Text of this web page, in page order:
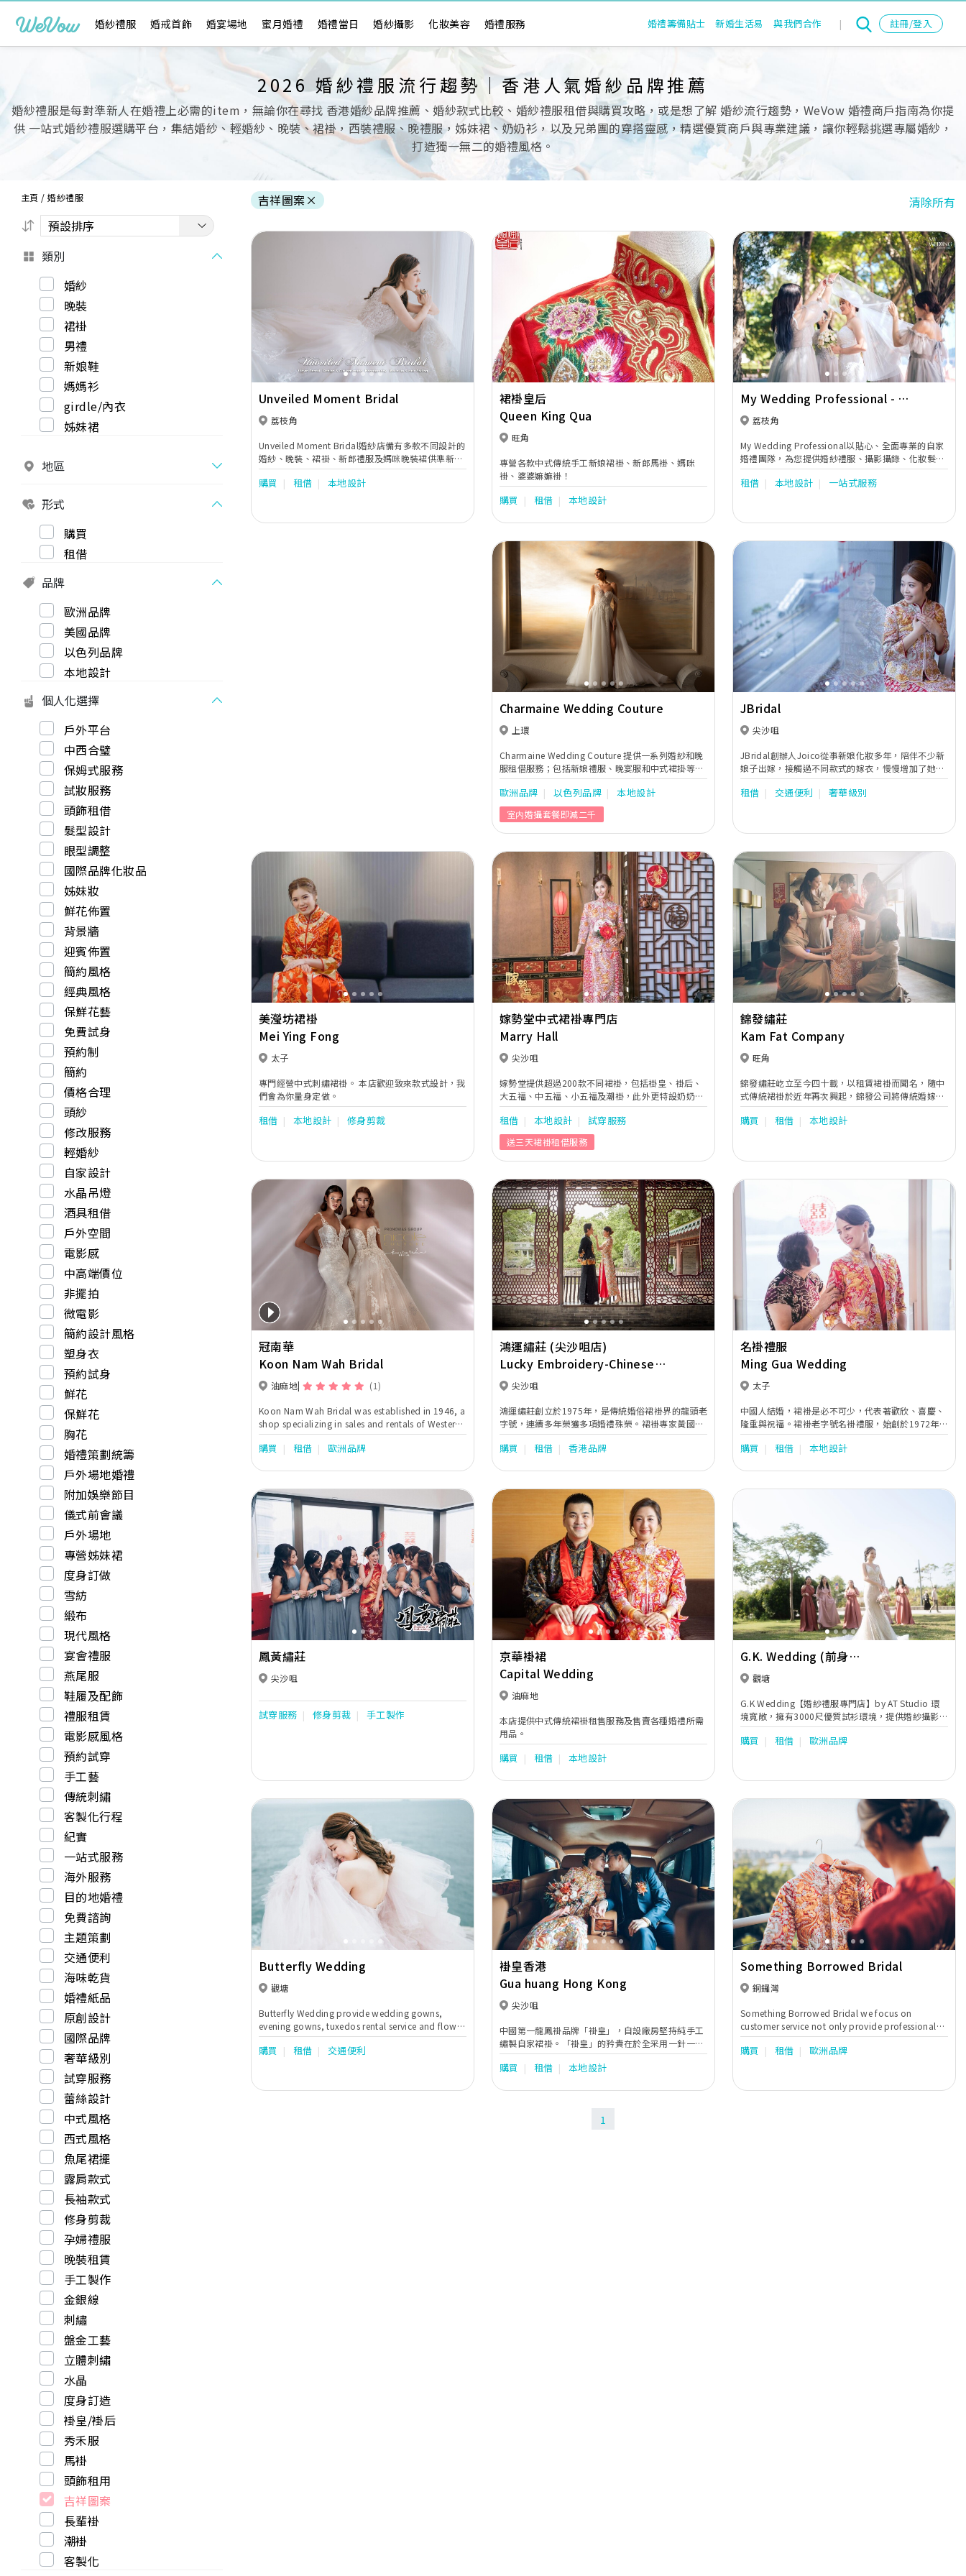
婚紗禮服 婚戒首飾 婚宴場地 蜜月婚禮 婚禮當日 婚紗攝影 化妝美容 婚禮服務 婚禮籌備貼士 新婚生活易 與我們合作 | 註冊/登入
2026 婚紗禮服流行趨勢｜香港人氣婚紗品牌推薦
婚紗禮服是每對準新人在婚禮上必需的item，無論你在尋找 香港婚紗品牌推薦、婚紗款式比較、婚紗禮服租借與購買攻略，或是想了解 婚紗流行趨勢，WeVow 婚禮商戶指南為你提
供 一站式婚紗禮服選購平台，集結婚紗、輕婚紗、晚裝、裙褂，西裝禮服、晚禮服，姊妹裙、奶奶衫，以及兄弟團的穿搭靈感，精選優質商戶與專業建議，讓你輕鬆挑選專屬婚紗，
打造獨一無二的婚禮風格。
主頁 /婚紗禮服
類別
婚紗
晚裝
裙褂
男禮
新娘鞋
媽媽衫
girdle/內衣
姊妹裙
地區
形式
購買
租借
品牌
歐洲品牌
美國品牌
以色列品牌
本地設計
個人化選擇
戶外平台
中西合璧
保姆式服務
試妝服務
頭飾租借
髮型設計
眼型調整
國際品牌化妝品
姊妹妝
鮮花佈置
背景牆
迎賓佈置
簡約風格
經典風格
保鮮花藝
免費試身
預約制
簡約
價格合理
頭紗
修改服務
輕婚紗
自家設計
水晶吊燈
酒具租借
戶外空間
電影感
中高端價位
非擺拍
微電影
簡約設計風格
塑身衣
預約試身
鮮花
保鮮花
胸花
婚禮策劃統籌
戶外場地婚禮
附加娛樂節目
儀式前會議
戶外場地
專營姊妹裙
度身訂做
雪紡
緞布
現代風格
宴會禮服
燕尾服
鞋履及配飾
禮服租賃
電影感風格
預約試穿
手工藝
傳統刺繡
客製化行程
紀實
一站式服務
海外服務
目的地婚禮
免費諮詢
主題策劃
交通便利
海味乾貨
婚禮紙品
原創設計
國際品牌
奢華級別
試穿服務
蕾絲設計
中式風格
西式風格
魚尾裙擺
露肩款式
長袖款式
修身剪裁
孕婦禮服
晚裝租賃
手工製作
金銀線
刺繡
盤金工藝
立體刺繡
水晶
度身訂造
褂皇/褂后
秀禾服
馬褂
頭飾租用
吉祥圖案
長輩褂
潮褂
客製化
吉祥圖案× 清除所有
Previous Next
Unveiled Moment Bridal
荔枝角
Unveiled Moment Bridal婚紗店備有多款不同設計的
婚紗、晚裝、裙褂、新郎禮服及媽咪晚裝裙供準新人
Pre-Wedding或Big Day租借。專業設計師可更為新
娘度身訂造獨一無二的婚紗及晚裝。
購買 租借 本地設計
Previous Next
裙褂皇后
Queen King Qua
旺角
專營各款中式傳統手工新娘裙褂、新郎馬褂、媽咪
褂、婆婆嫲嫲褂！
購買 租借 本地設計
Previous Next
My Wedding Professional - My
Seasons 四季薈
荔枝角
My Wedding Professional以貼心、全面專業的自家
婚禮團隊，為您提供婚紗禮服、攝影攝錄、化妝髮
型、婚禮流程指導等服務，讓您以最完美姿態享受甜
蜜難忘的婚禮。
租借 本地設計 一站式服務
Previous
Charmaine Wedding Couture
上環
Charmaine Wedding Couture 提供一系列婚紗和晚
服租借服務；包括新娘禮服、晚宴服和中式裙掛等，
旨在為每對尊貴的新人找到他們夢寐以求的婚紗和禮
服。我們的婚紗來自全球多款國際追捧的11個婚紗品
牌包括，例如Aire Barcelona、Anna Sposa、Tanya
Grig及Nicole Spose等和自家品牌“Charmaine
Brand”。除了租衫服務外、我們還提供新娘化妝和
龍服務。
歐洲品牌 以色列品牌 本地設計
室内婚攝套餐即減二千
Previous Next
JBridal
尖沙咀
JBridal創辦人Joico從事新娘化妝多年，陪伴不少新
娘子出嫁，接觸過不同款式的嫁衣，慢慢增加了她對
婚紗晚裝的認識和興趣。為了提供更優質完整的造型
服務，於本年開設了JBridal，提供婚紗晚裝租借服
租借 交通便利 奢華級別
Previous Next
美瀅坊裙褂
Mei Ying Fong
太子
專門經營中式刺繡裙褂。 本店歡迎致來款式設計，我
們會為你量身定做。
租借 本地設計 修身剪裁
Previous Next
嫁勢堂中式裙褂專門店
Marry Hall
尖沙咀
嫁勢堂提供超過200款不同裙褂，包括褂皇、褂后、
大五福、中五福、小五福及潮褂，此外更特設奶奶
掛，新朗用馬褂，部份款式更設多個尺碼，以適合不
同體型的要求。
租借 本地設計 試穿服務
送三天裙褂租借服務
Previous Next
錦發繡莊
Kam Fat Company
旺角
錦發繡莊屹立至今四十載，以租賃裙褂而聞名，隨中
式傳統裙褂於近年再次興起，錦發公司將傳統婚嫁服
務推至更完善，增加過大禮，男女方上頭套裝，傳統
刺繡，以至新人新居所用的床上用。
購買 租借 本地設計
Previous Next
冠南華
Koon Nam Wah Bridal
油麻地 (1)
Koon Nam Wah Bridal was established in 1946, a
shop specializing in sales and rentals of Western-
style wedding dresses and attires. as well as
Chinese traditional wedding gowns ( Qun Kuas &
Jordan. The main store occupies more than 5000
sq ft with 2 storeys. Western attires sector covers
over 3800 sq ft and specializes in oversea
wedding, evening, ballroom dresses, qi bao &
mother dresses . We are authorized retailers of
the following Bridal Brands: SAPIN: Aire
Barcelona, Luna Novias, St.Patrick, Nicole
Couture, Nicole Milano, Niocle Colet, Nicole
Jolies, Nicole Aurora. USA: Enzoani, Blue by
Enzoani, Pen-Liv, Chic Nostalgia, Kitty Chen,
Kitty Chen Couture, Ivoire by Kitty Chen, Martin
Thornburg AUSTRALIA: Sophia Tolli ITALY:
Olympia, Michela Ferriero, Dalin, /TURKEY:
Madam Burcu UKRAINE: Oksana Mukha, Ria
Tener, Dominiss, Katy Corso, Vladiyan MEN SUIT:
Ediz, Nicole Moments, Marfil Barcelona, Jovani,
Colette Dresses for mother: Ivonne D, Montage,
Cameron Blake, La Valetta, Tarik Ediz, Couture
are imported from France and satin from Japan.
Hand embroidered with auspicious patterns of
dragons & phoenixes, decorated with bats,
mandarin ducks, goldfish & flowers such as
pomegranates or peonies. All of these signifies
good fortune ,wealth, prosperity, love & fertility.
We are known for our exquisite workmanship.
Our manufacturers produce to the best of
industry standards covering sizes from super
small to super large. Our tailor team with years of
experience dedicated to creating the most ideal
fits for all of our customers. We are trusted by our
customers and many celebrities, especially in
Hong Kong & southern China. Koon Nam Wah is
wedding for each couple. Our services range
Bridal Makeup and Hairstyling Services, Photo
Shooting to Wedding Management, Betrothal
goods & gifts & Wedding Chaperone (Tai Come)
Service., Master of Ceremonies & An Oath
購買 租借 歐洲品牌
Previous Next
鴻運繡莊 (尖沙咀店)
Lucky Embroidery-Chinese
wedding dress
尖沙咀
鴻運繡莊創立於1975年，是傳統婚俗裙褂界的龍頭老
字號，連續多年榮獲多項婚禮殊榮。裙褂專家黃國興
師傅積極研究及改良裙褂款式，於剪裁上加入極佳修
身，高領富現代感的造型；在款式上採用了更多五彩
艷，更有立體感。讓新娘子既有東方優雅之美，又散
發時尚個性魅力。
購買 租借 香港品牌
Previous Next
名褂禮服
Ming Gua Wedding
太子
中國人結婚，裙褂是必不可少，代表著歡欣、喜慶、
隆重與祝福。裙褂老字號名褂禮服，始創於1972年，
提供各式各樣的裙褂、婚紗、新郎禮服、進場晚裝、
媽咪衫等，配合慇勤服務，照顧客人的一切需要，一
妝、租車等一站式婚禮服務，務求為你締造完美婚
禮。
購買 租借 本地設計
Previous Next
鳳黃繡莊
尖沙咀
試穿服務 修身剪裁 手工製作
Previous
京華褂裙
Capital Wedding
油麻地
本店提供中式傳統裙褂租售服務及售賣各種婚禮所需
用品。
購買 租借 本地設計
Previous Next
G.K. Wedding (前身
Genevieve.K 婚紗禮服專門店)
觀塘
G.K Wedding【婚紗禮服專門店】by AT Studio 環
境寬敞，擁有3000尺優質試衫環境，提供婚紗攝影
Pre-wedding，婚紗外租服務，Bigday攝錄及
Bigday Make-up，Bridal Gown Design，Pre-
Divina及波蘭MillaNova。另外亦有婚紗晚裝/中式裙
購買 租借 歐洲品牌
Previous Next
Butterfly Wedding
觀塘
Butterfly Wedding provide wedding gowns,
evening gowns, tuxedos rental service and flower
arrangement.
購買 租借 交通便利
Previous Next
褂皇香港
Gua huang Hong Kong
尖沙咀
中國第一龍鳳褂品牌「褂皇」，自設廠房堅持純手工
繡製自家裙褂。「褂皇」的矜貴在於全采用一針一綫
手工潮繡的百年傳統工藝製作，匠心的執著承傳著
愛，將如意吉祥與對新娘子的祝福繡在龍鳯褂上。選
面，鍍金金綫，真銀絲綫打造！
購買 租借 本地設計
Previous Next
Something Borrowed Bridal
銅鑼灣
Something Borrowed Bridal we focus on
customer service not only provide professional
service and advice, also offering high quality
material bridal gown. We provide custom made
wedding gown and Tuxedo.
購買 租借 歐洲品牌
1